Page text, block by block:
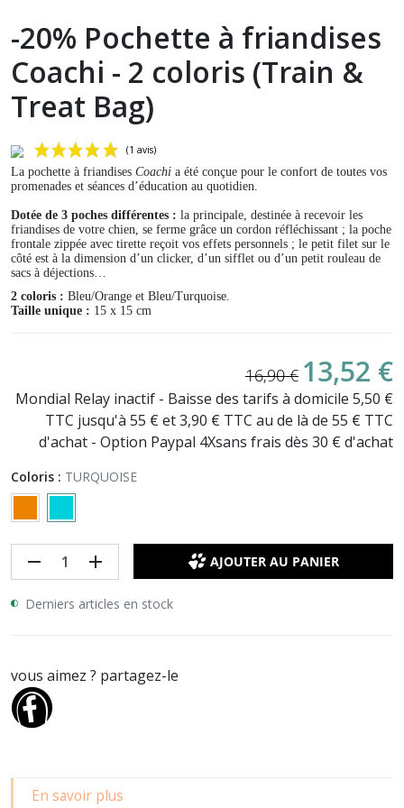
-20% Pochette à friandises
Coachi - 2 coloris (Train &
Treat Bag)
(1 avis)
La pochette à friandises Coachi a été conçue pour le confort de toutes vos
promenades et séances d’éducation au quotidien.
Dotée de 3 poches différentes : la principale, destinée à recevoir les
friandises de votre chien, se ferme grâce un cordon réfléchissant ; la poche
frontale zippée avec tirette reçoit vos effets personnels ; le petit filet sur le
côté est à la dimension d’un clicker, d’un sifflet ou d’un petit rouleau de
sacs à déjections…
2 coloris : Bleu/Orange et Bleu/Turquoise.
Taille unique : 15 x 15 cm
16,90 € 13,52 €
Mondial Relay inactif - Baisse des tarifs à domicile 5,50 €
TTC jusqu'à 55 € et 3,90 € TTC au de là de 55 € TTC
d'achat - Option Paypal 4Xsans frais dès 30 € d'achat
Coloris : TURQUOISE
remove add AJOUTER AU PANIER
Derniers articles en stock
vous aimez ? partagez-le
En savoir plus